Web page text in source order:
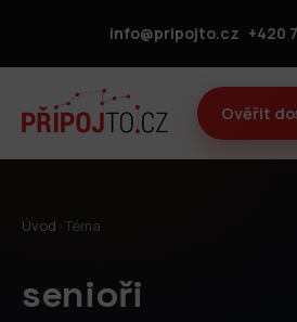
info@pripojto.cz +420
Ověřit
Úvod Téma
senioři